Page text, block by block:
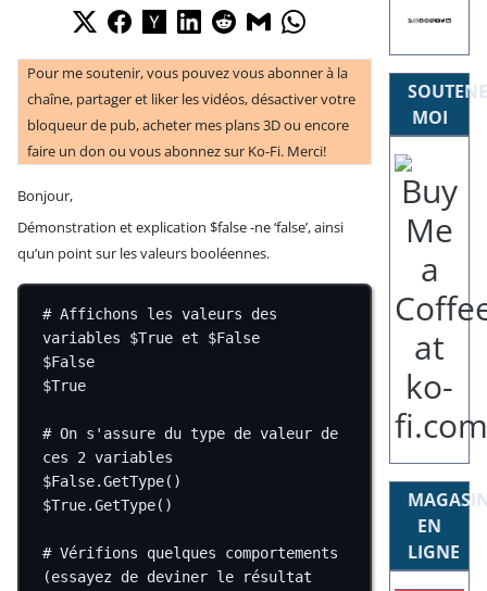
Pour me soutenir, vous pouvez vous abonner à la
chaîne, partager et liker les vidéos, désactiver votre
bloqueur de pub, acheter mes plans 3D ou encore
faire un don ou vous abonnez sur Ko-Fi. Merci!
Bonjour,
Démonstration et explication $false -ne ‘false’, ainsi
qu’un point sur les valeurs booléennes.
# Affichons les valeurs des
variables $True et $False
$False
$True
# On s'assure du type de valeur de
ces 2 variables
$False.GetType()
$True.GetType()
# Vérifions quelques comportements
(essayez de deviner le résultat
MOI
EN
LIGNE